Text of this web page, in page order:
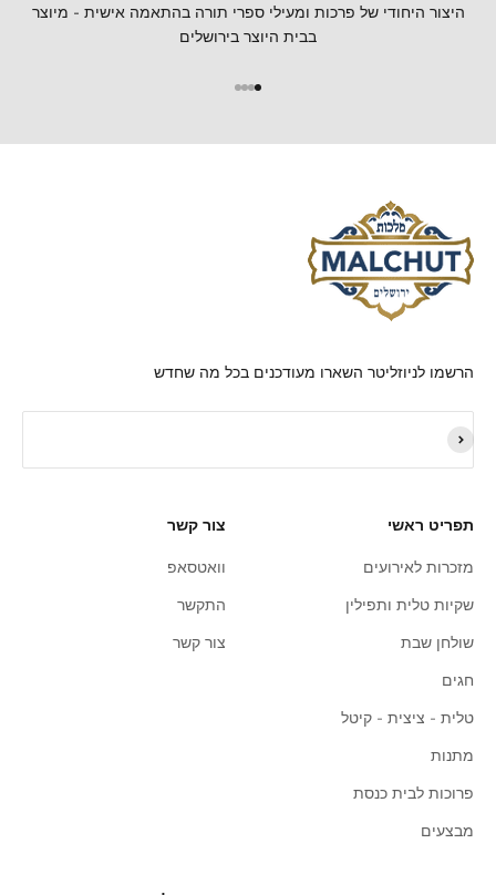
היצור היחודי של פרכות ומעילי ספרי תורה בהתאמה אישית - מיוצר
בבית היוצר בירושלים
הרשמו לניוזליטר השארו מעודכנים בכל מה שחדש
תפריט ראשי
מזכרות לאירועים
שקיות טלית ותפילין
שולחן שבת
חגים
טלית - ציצית - קיטל
מתנות
פרוכות לבית כנסת
מבצעים
צור קשר
וואטסאפ
התקשר
צור קשר